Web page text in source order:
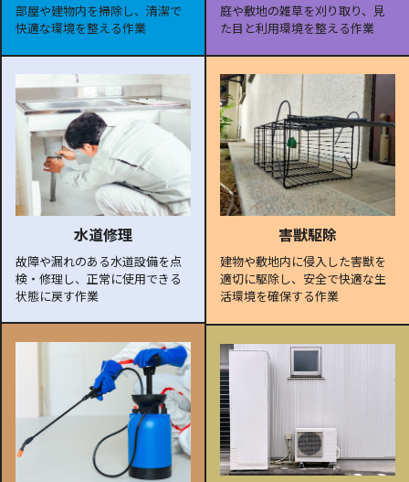
部屋や建物内を掃除し、清潔で
快適な環境を整える作業
庭や敷地の雑草を刈り取り、見
た目と利用環境を整える作業
水道修理
故障や漏れのある水道設備を点
検・修理し、正常に使用できる
状態に戻す作業
害獣駆除
建物や敷地内に侵入した害獣を
適切に駆除し、安全で快適な生
活環境を確保する作業